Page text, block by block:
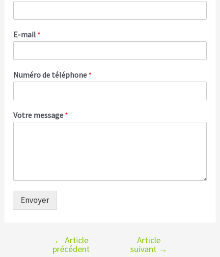
E-mail *
Numéro de téléphone *
Votre message *
Envoyer
Navigation
← Article
précédent
Article
suivant →